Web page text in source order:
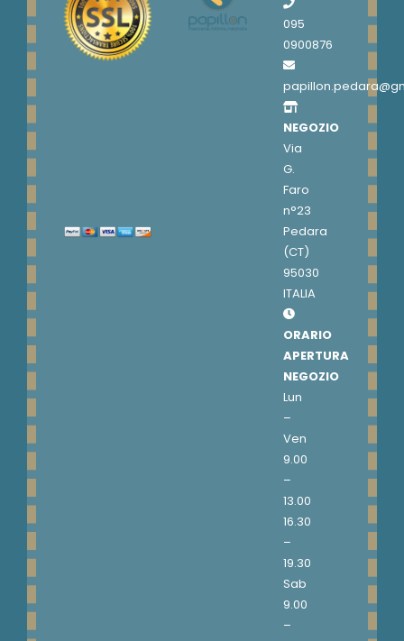
095
0900876
NEGOZIO
Via
G.
Faro
n°23
Pedara
(CT)
95030
ITALIA
ORARIO
APERTURA
NEGOZIO
Lun
–
Ven
9.00
–
13.00
16.30
–
19.30
Sab
9.00
–